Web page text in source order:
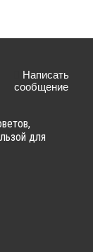
для
Написать
сообщение